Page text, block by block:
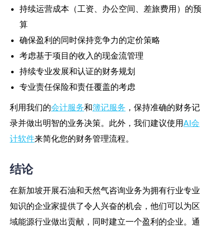
持续运营成本（工资、办公空间、差旅费用）的预
算
确保盈利的同时保持竞争力的定价策略
考虑基于项目的收入的现金流管理
持续专业发展和认证的财务规划
专业责任保险和责任覆盖的考虑
利用我们的会计服务和簿记服务 ，保持准确的财务记
录并做出明智的业务决策。此外，我们建议使用AI会
计软件来简化您的财务管理流程。
结论
在新加坡开展石油和天然气咨询业务为拥有行业专业
知识的企业家提供了令人兴奋的机会，他们可以为区
域能源行业做出贡献，同时建立一个盈利的企业。通